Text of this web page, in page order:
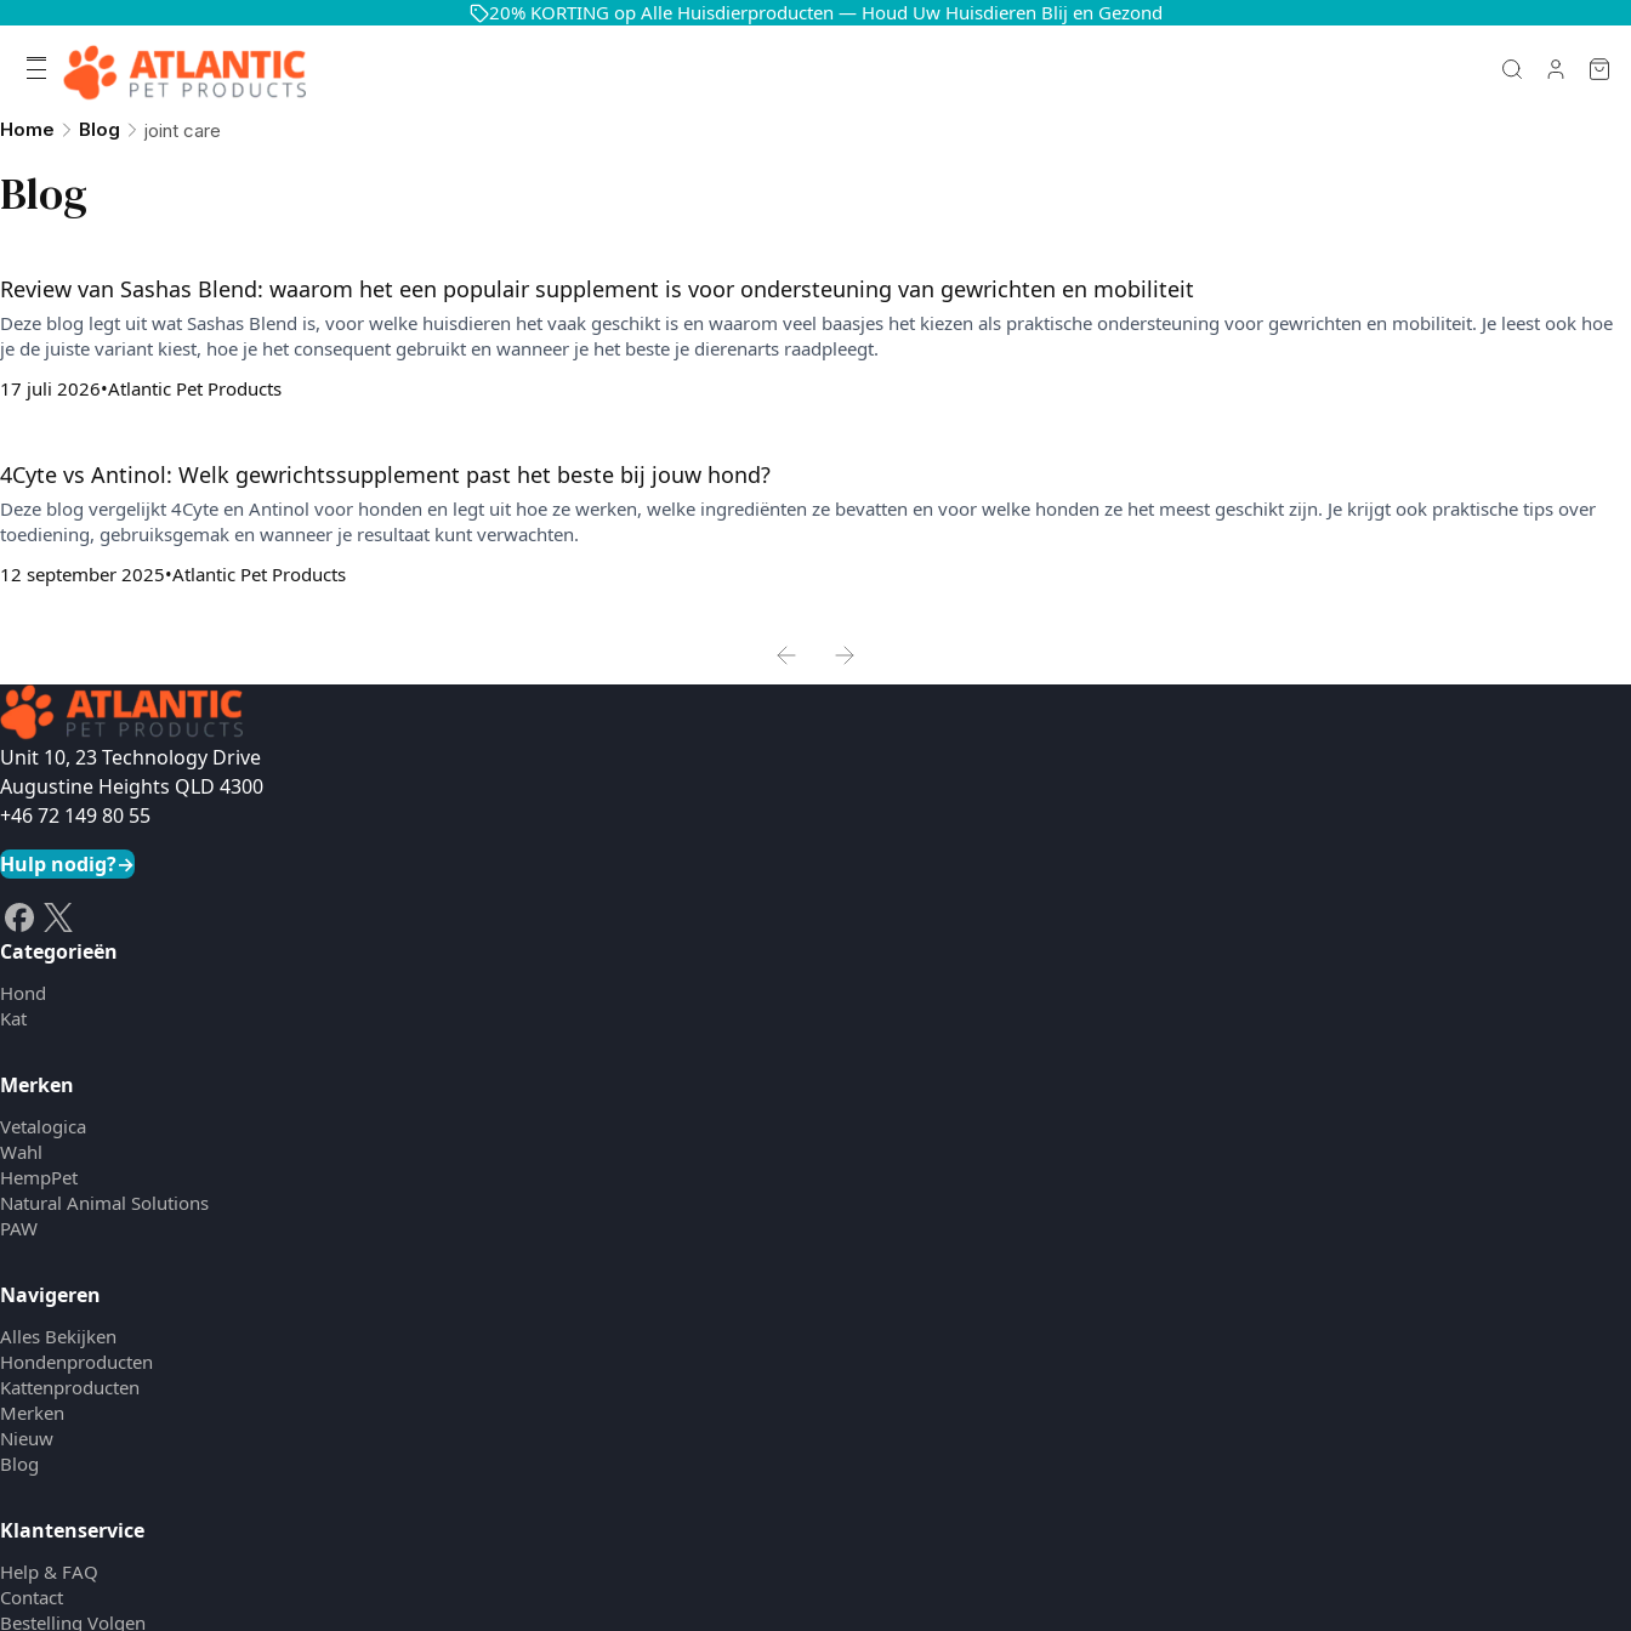
20% KORTING op Alle Huisdierproducten — Houd Uw Huisdieren Blij en Gezond
Home Blog joint care
Blog
Review van Sashas Blend: waarom het een populair supplement is voor ondersteuning van gewrichten en mobiliteit
Deze blog legt uit wat Sashas Blend is, voor welke huisdieren het vaak geschikt is en waarom veel baasjes het kiezen als praktische ondersteuning voor gewrichten en mobiliteit. Je leest ook hoe
je de juiste variant kiest, hoe je het consequent gebruikt en wanneer je het beste je dierenarts raadpleegt.
17 juli 2026 Atlantic Pet Products
4Cyte vs Antinol: Welk gewrichtssupplement past het beste bij jouw hond?
Deze blog vergelijkt 4Cyte en Antinol voor honden en legt uit hoe ze werken, welke ingrediënten ze bevatten en voor welke honden ze het meest geschikt zijn. Je krijgt ook praktische tips over
toediening, gebruiksgemak en wanneer je resultaat kunt verwachten.
12 september 2025 Atlantic Pet Products
Unit 10, 23 Technology Drive
Augustine Heights QLD 4300
+46 72 149 80 55
Hulp nodig?→
Categorieën
Hond
Kat
Merken
Vetalogica
Wahl
HempPet
Natural Animal Solutions
PAW
Navigeren
Alles Bekijken
Hondenproducten
Kattenproducten
Merken
Nieuw
Blog
Klantenservice
Help & FAQ
Contact
Bestelling Volgen